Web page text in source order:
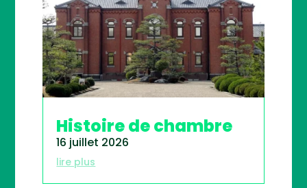
Histoire de chambre
16 juillet 2026
lire plus